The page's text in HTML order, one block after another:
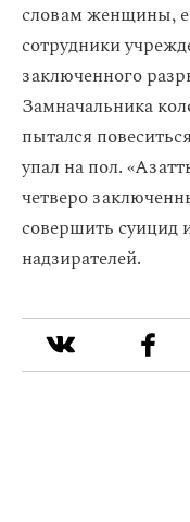
словам женщины,
сотрудники
заключенного
Замначальника
пытался
упал на пол.
четверо
совершить суицид
надзирателей.